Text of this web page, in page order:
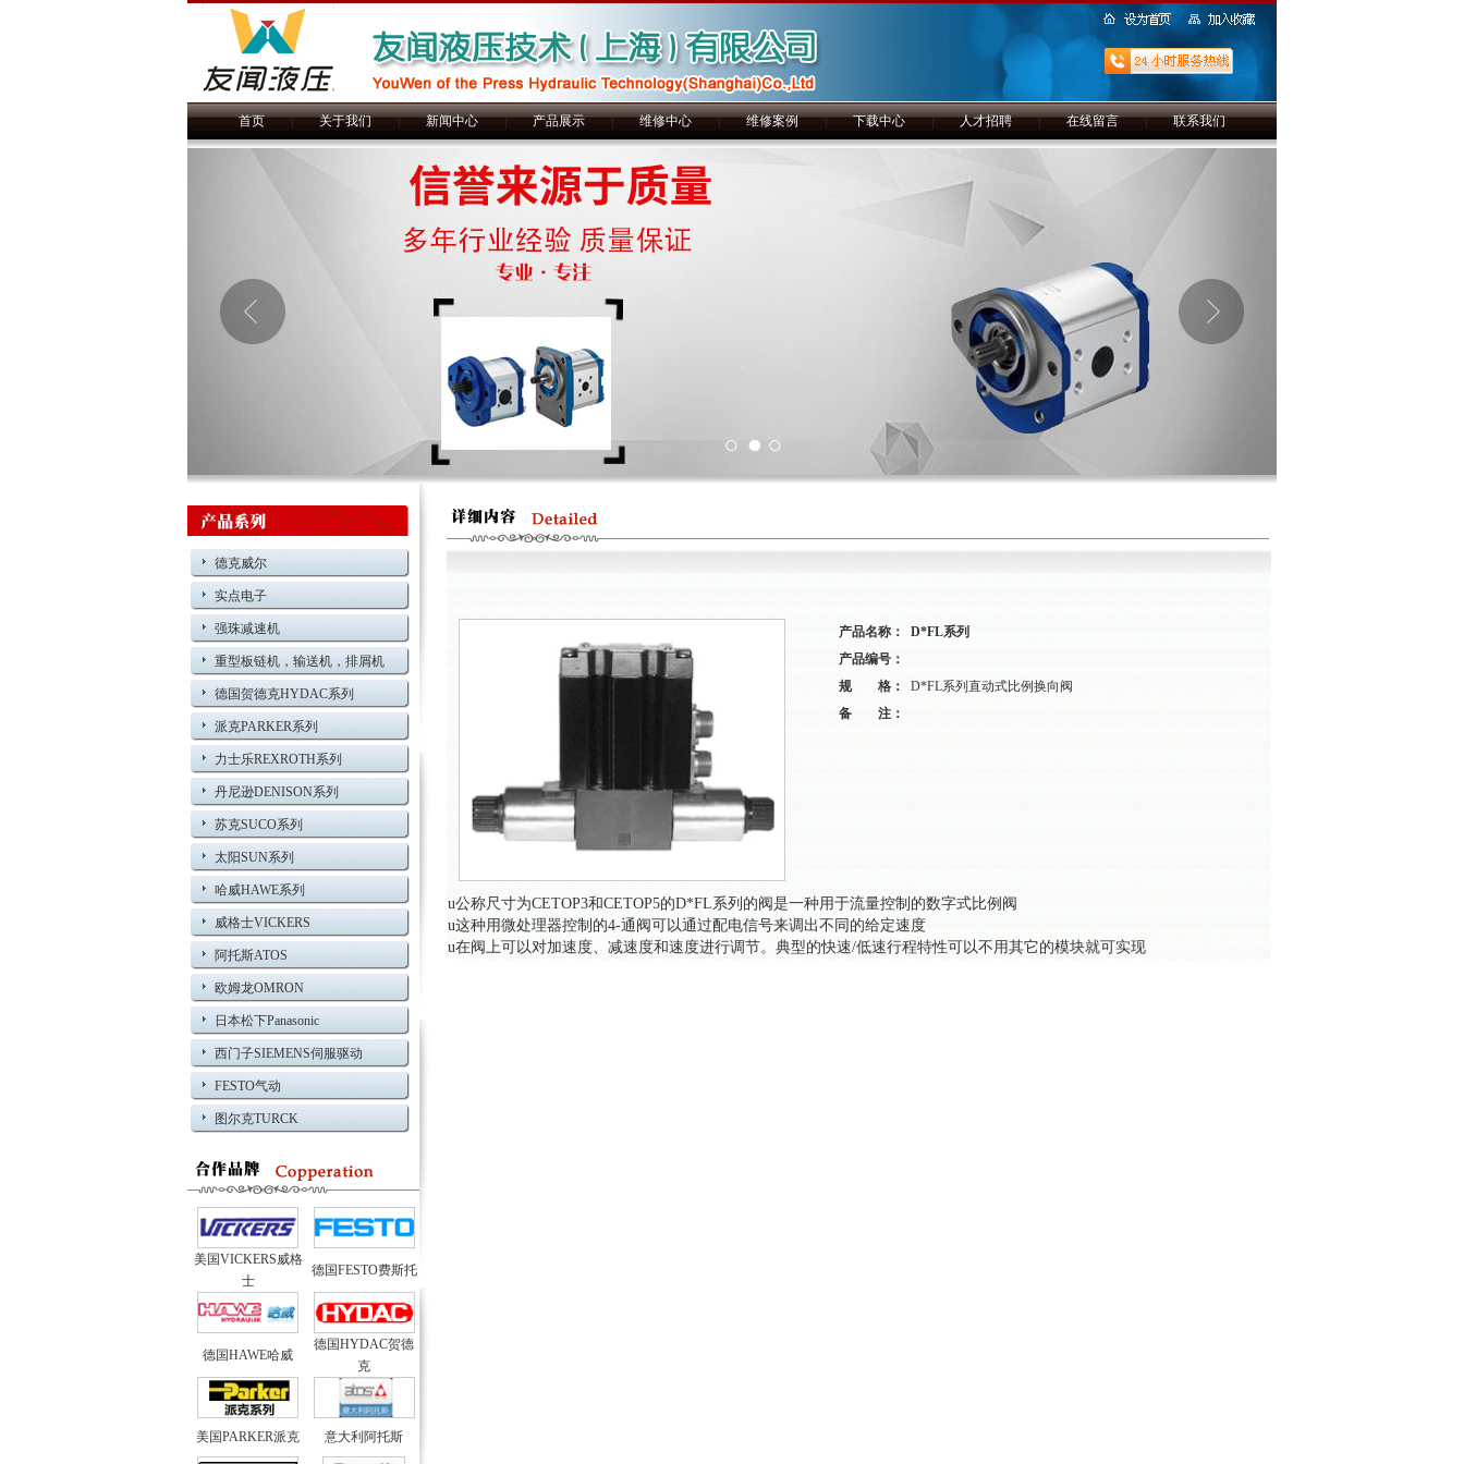
首页|关于我们|新闻中心|产品展示|维修中心|维修案例|下载中心|人才招聘|在线留言|联系我们
德克威尔
实点电子
强珠减速机
重型板链机，输送机，排屑机
德国贺德克HYDAC系列
派克PARKER系列
力士乐REXROTH系列
丹尼逊DENISON系列
苏克SUCO系列
太阳SUN系列
哈威HAWE系列
威格士VICKERS
阿托斯ATOS
欧姆龙OMRON
日本松下Panasonic
西门子SIEMENS伺服驱动
FESTO气动
图尔克TURCK
美国VICKERS威格
士
德国FESTO费斯托
德国HAWE哈威
德国HYDAC贺德
克
美国PARKER派克 意大利阿托斯
产品名称：
D*FL系列
产品编号：
规 格：
D*FL系列直动式比例换向阀
备 注：
u公称尺寸为CETOP3和CETOP5的D*FL系列的阀是一种用于流量控制的数字式比例阀
u这种用微处理器控制的4-通阀可以通过配电信号来调出不同的给定速度
u在阀上可以对加速度、减速度和速度进行调节。典型的快速/低速行程特性可以不用其它的模块就可实现